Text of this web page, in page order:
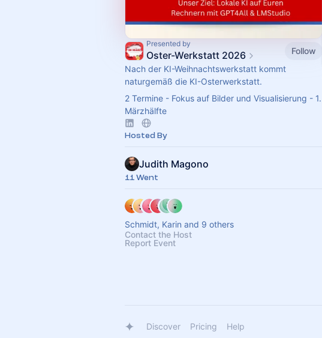
Presented by
Oster-Werkstatt 2026
Follow
Nach der KI-Weihnachtswerkstatt kommt
naturgemäß die KI-Osterwerkstatt.
2 Termine - Fokus auf Bilder und Visualisierung - 1.
Märzhälfte
Hosted By
Judith Magono
11 Went
Schmidt, Karin and 9 others
Contact the Host
Report Event
Discover Pricing Help